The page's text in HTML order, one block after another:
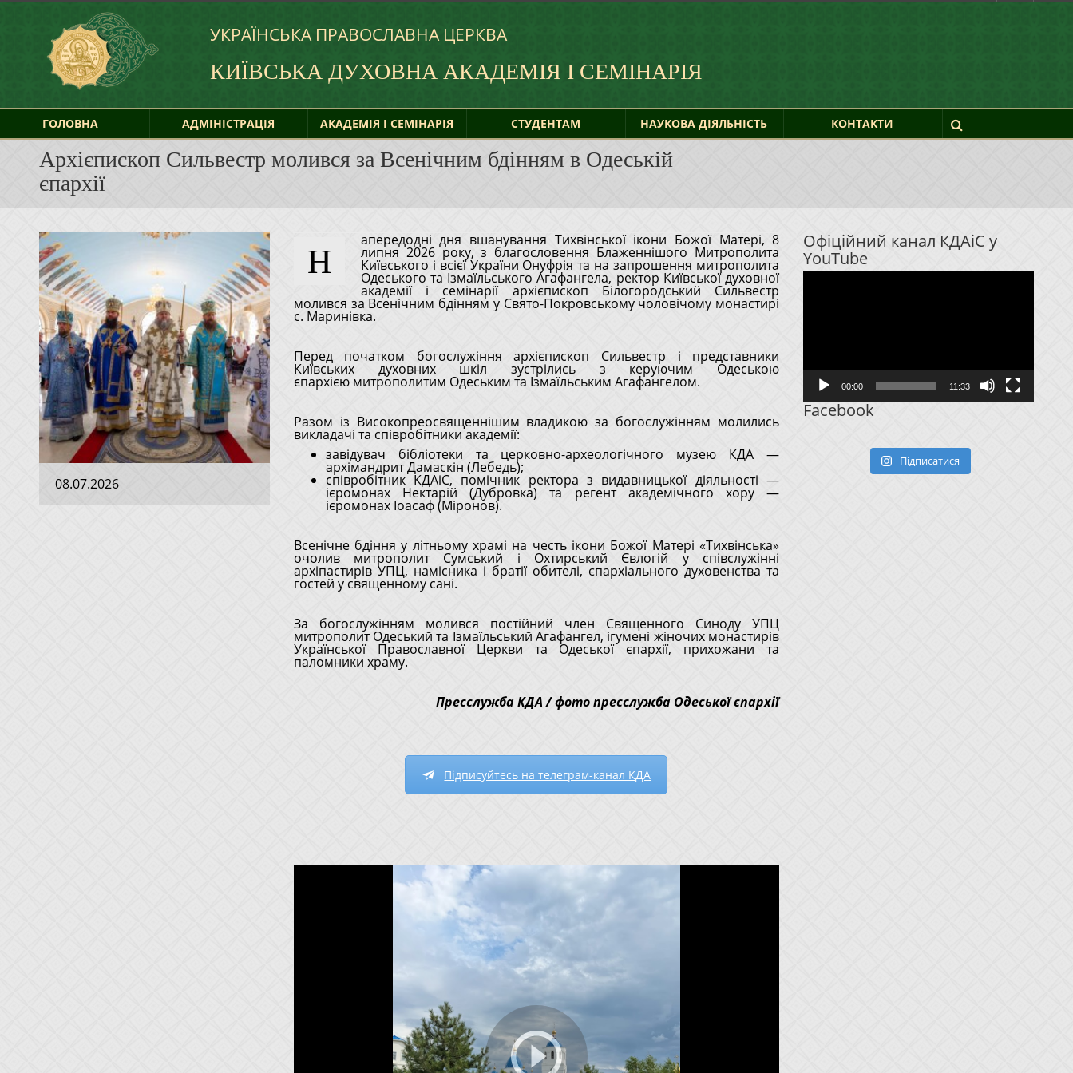
УКРАЇНСЬКА ПРАВОСЛАВНА ЦЕРКВА
КИЇВСЬКА ДУХОВНА АКАДЕМІЯ І СЕМІНАРІЯ
ГОЛОВНА АДМІНІСТРАЦІЯ АКАДЕМІЯ І СЕМІНАРІЯ СТУДЕНТАМ НАУКОВА ДІЯЛЬНІСТЬ КОНТАКТИ
Архієпископ Сильвестр молився за Всенічним бдінням в Одеській
єпархії
08.07.2026
Н
апередодні дня вшанування Тихвінської ікони Божої Матері, 8
липня 2026 року, з благословення Блаженнішого Митрополита Київського і всієї України Онуфрія та на запрошення митрополита
Одеського та Ізмаїльського Агафангела, ректор Київської духовної
академії і семінарії архієпископ Білогородський Сильвестр
молився за Всенічним бдінням у Свято-Покровському чоловічому монастирі
с. Маринівка.
Перед початком богослужіння архієпископ Сильвестр і представники
Київських духовних шкіл зустрілись з керуючим Одеською
єпархією митрополитим Одеським та Ізмаїльським Агафангелом.
Разом із Високопреосвященнішим владикою за богослужінням молились
викладачі та співробітники академії:
завідувач бібліотеки та церковно-археологічного музею КДА —
архімандрит Дамаскін (Лебедь);
співробітник КДАіС, помічник ректора з видавницької діяльності —
ієромонах Нектарій (Дубровка) та регент академічного хору —
ієромонах Іоасаф (Міронов).
Всенічне бдіння у літньому храмі на честь ікони Божої Матері «Тихвінська»
очолив митрополит Сумський і Охтирський Євлогій у співслужінні
архіпастирів УПЦ, намісника і братії обителі, єпархіального духовенства та
гостей у священному сані.
За богослужінням молився постійний член Священного Синоду УПЦ
митрополит Одеський та Ізмаїльський Агафангел, ігумені жіночих монастирів
Української Православної Церкви та Одеської єпархії, прихожани та
паломники храму.
Пресслужба КДА / фото пресслужба Одеської єпархії
Підписуйтесь на телеграм-канал КДА
Офіційний канал КДАіС у
YouTube
Відеопрогравач
00:00 11:33
Facebook
Підписатися